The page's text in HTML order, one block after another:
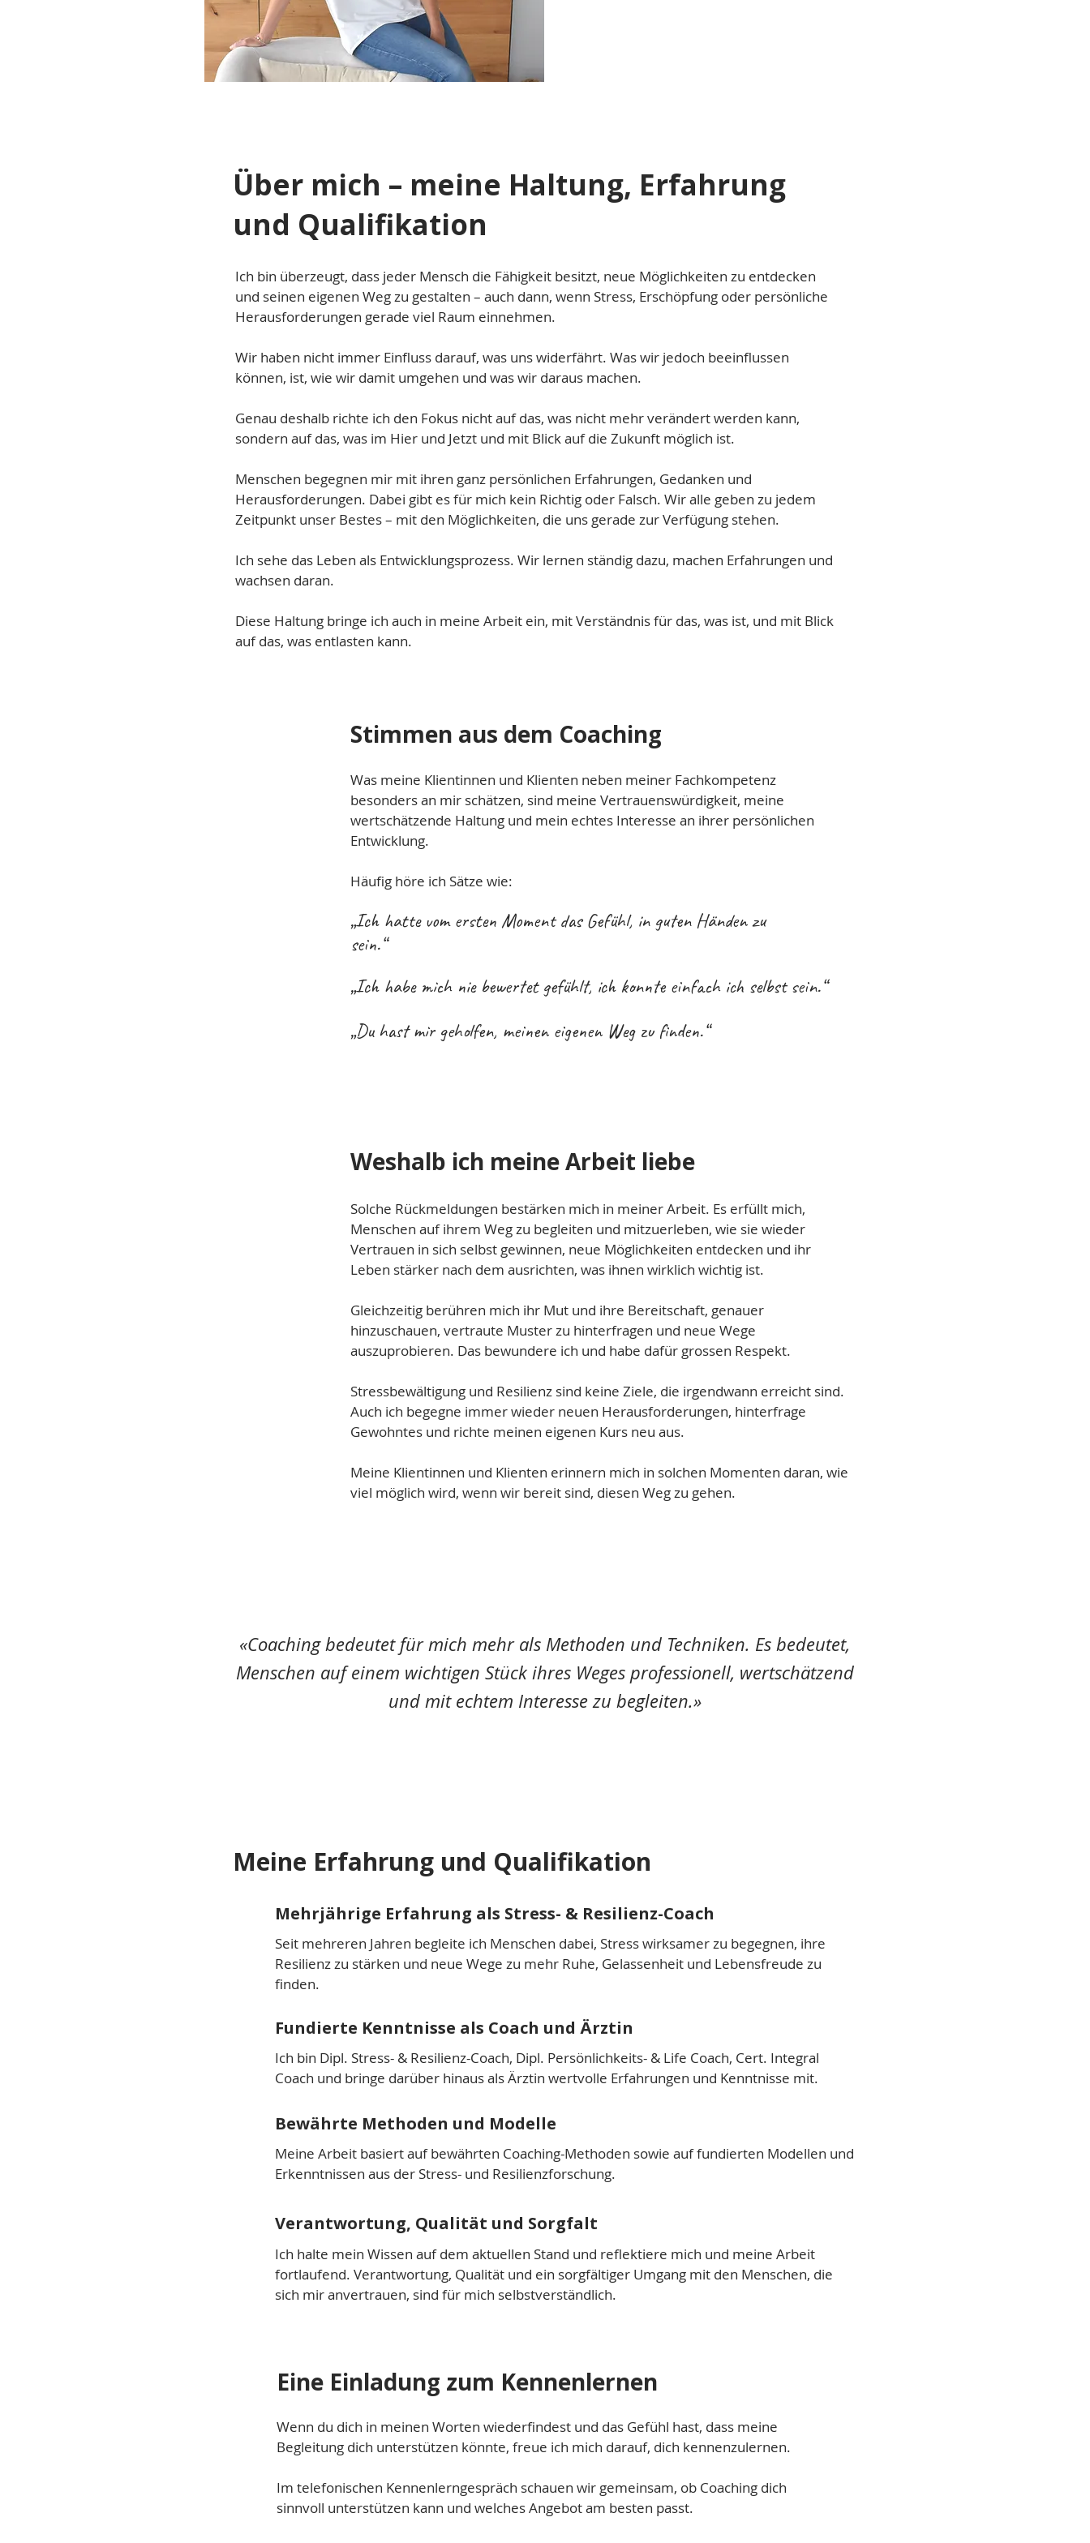
Über mich – meine Haltung, Erfahrung
und Qualifikation
Ich bin überzeugt, dass jeder Mensch die Fähigkeit besitzt, neue Möglichkeiten zu entdecken
und seinen eigenen Weg zu gestalten – auch dann, wenn Stress, Erschöpfung oder persönliche
Herausforderungen gerade viel Raum einnehmen.
Wir haben nicht immer Einfluss darauf, was uns widerfährt. Was wir jedoch beeinflussen
können, ist, wie wir damit umgehen und was wir daraus machen.
Genau deshalb richte ich den Fokus nicht auf das, was nicht mehr verändert werden kann,
sondern auf das, was im Hier und Jetzt und mit Blick auf die Zukunft möglich ist.
Menschen begegnen mir mit ihren ganz persönlichen Erfahrungen, Gedanken und
Herausforderungen. Dabei gibt es für mich kein Richtig oder Falsch. Wir alle geben zu jedem
Zeitpunkt unser Bestes – mit den Möglichkeiten, die uns gerade zur Verfügung stehen.
Ich sehe das Leben als Entwicklungsprozess. Wir lernen ständig dazu, machen Erfahrungen und
wachsen daran.
Diese Haltung bringe ich auch in meine Arbeit ein, mit Verständnis für das, was ist, und mit Blick
auf das, was entlasten kann.
Stimmen aus dem Coaching
Was meine Klientinnen und Klienten neben meiner Fachkompetenz
besonders an mir schätzen, sind meine Vertrauenswürdigkeit, meine
wertschätzende Haltung und mein echtes Interesse an ihrer persönlichen
Entwicklung.
Häufig höre ich Sätze wie:
​„Ich hatte vom ersten Moment das Gefühl, in guten Händen zu
sein.“​
„Ich habe mich nie bewertet gefühlt, ich konnte einfach ich selbst sein.“
„Du hast mir geholfen, meinen eigenen Weg zu finden.“
Weshalb ich meine Arbeit liebe
Solche Rückmeldungen bestärken mich in meiner Arbeit. Es erfüllt mich,
Menschen auf ihrem Weg zu begleiten und mitzuerleben, wie sie wieder
Vertrauen in sich selbst gewinnen, neue Möglichkeiten entdecken und ihr
Leben stärker nach dem ausrichten, was ihnen wirklich wichtig ist.
Gleichzeitig berühren mich ihr Mut und ihre Bereitschaft, genauer
hinzuschauen, vertraute Muster zu hinterfragen und neue Wege
auszuprobieren. Das bewundere ich und habe dafür grossen Respekt.
Stressbewältigung und Resilienz sind keine Ziele, die irgendwann erreicht sind.
Auch ich begegne immer wieder neuen Herausforderungen, hinterfrage
Gewohntes und richte meinen eigenen Kurs neu aus.
Meine Klientinnen und Klienten erinnern mich in solchen Momenten daran, wie
viel möglich wird, wenn wir bereit sind, diesen Weg zu gehen.
«Coaching bedeutet für mich mehr als Methoden und Techniken. Es bedeutet,
Menschen auf einem wichtigen Stück ihres Weges professionell, wertschätzend
und mit echtem Interesse zu begleiten.»
Meine Erfahrung und Qualifikation
Mehrjährige Erfahrung als Stress- & Resilienz-Coach
Seit mehreren Jahren begleite ich Menschen dabei, Stress wirksamer zu begegnen, ihre
Resilienz zu stärken und neue Wege zu mehr Ruhe, Gelassenheit und Lebensfreude zu
finden.
Fundierte Kenntnisse als Coach und Ärztin
Ich bin Dipl. Stress- & Resilienz-Coach, Dipl. Persönlichkeits- & Life Coach, Cert. Integral
Coach und bringe darüber hinaus als Ärztin wertvolle Erfahrungen und Kenntnisse mit.
Bewährte Methoden und Modelle
Meine Arbeit basiert auf bewährten Coaching-Methoden sowie auf fundierten Modellen und
Erkenntnissen aus der Stress- und Resilienzforschung.
Verantwortung, Qualität und Sorgfalt
Ich halte mein Wissen auf dem aktuellen Stand und reflektiere mich und meine Arbeit
fortlaufend. Verantwortung, Qualität und ein sorgfältiger Umgang mit den Menschen, die
sich mir anvertrauen, sind für mich selbstverständlich.
Eine Einladung zum Kennenlernen
Wenn du dich in meinen Worten wiederfindest und das Gefühl hast, dass meine
Begleitung dich unterstützen könnte, freue ich mich darauf, dich kennenzulernen.
Im telefonischen Kennenlerngespräch schauen wir gemeinsam, ob Coaching dich
sinnvoll unterstützen kann und welches Angebot am besten passt.